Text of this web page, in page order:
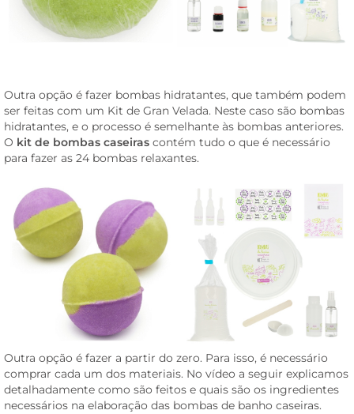
Outra opção é fazer bombas hidratantes, que também podem
ser feitas com um Kit de Gran Velada. Neste caso são bombas
hidratantes, e o processo é semelhante às bombas anteriores.
O kit de bombas caseiras contém tudo o que é necessário
para fazer as 24 bombas relaxantes.
Outra opção é fazer a partir do zero. Para isso, é necessário
comprar cada um dos materiais. No vídeo a seguir explicamos
detalhadamente como são feitos e quais são os ingredientes
necessários na elaboração das bombas de banho caseiras.